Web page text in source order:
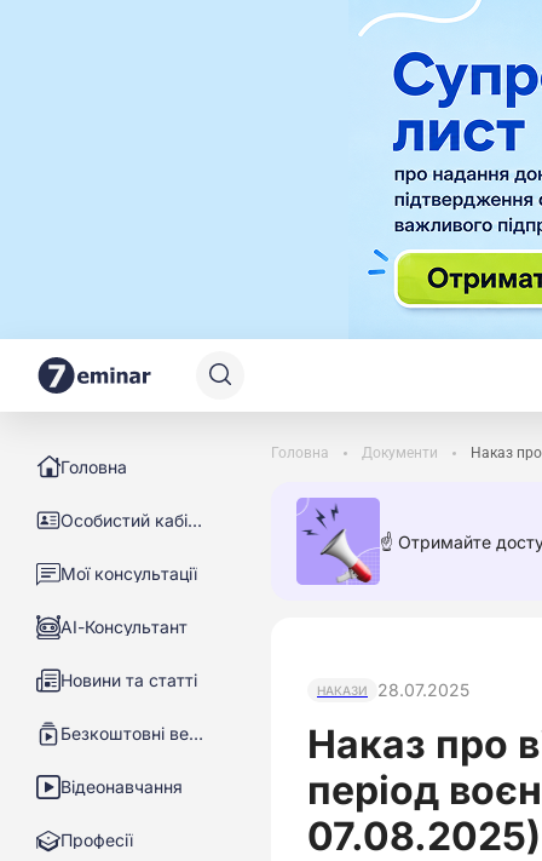
Головна
Особистий кабінет
Мої консультації
АІ-Консультант
Новини та статті
Безкоштовні вебінари
Відеонавчання
Професії
Головна Документи Наказ
☝️ Отримайте
НАКАЗИ 28.07.2025
Наказ про
період
07.08.2025)